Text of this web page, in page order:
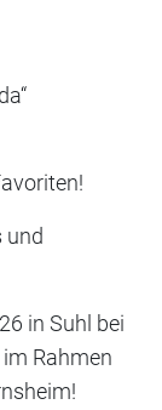
und
in Suhl bei
Rahmen